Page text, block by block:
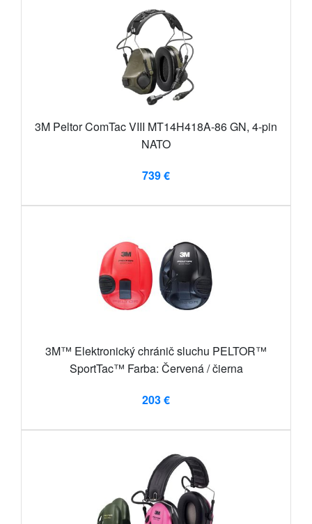
3M Peltor ComTac VIII MT14H418A-86 GN, 4-pin
NATO
739 €
3M™ Elektronický chránič sluchu PELTOR™
SportTac™ Farba: Červená / čierna
203 €